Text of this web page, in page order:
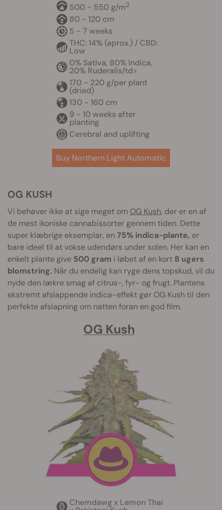
500 - 550 g/m2
80 - 120 cm
5 - 7 weeks
THC: 14% (aprox.) / CBD:
Low
0% Sativa, 80% Indica,
20% Ruderalis/td>
170 - 220 g/per plant
(dried)
130 - 160 cm
9 - 10 weeks after
planting
Cerebral and uplifting
Buy Northern Light Automatic
OG KUSH
Vi behøver ikke at sige meget om OG Kush, der er en af
de mest ikoniske cannabissorter gennem tiden. Dette
super klæbrige eksemplar, en 75% indica-plante, er
bare ideel til at vokse udendørs under solen. Her kan en
enkelt plante give 500 gram i løbet af en kort 8 ugers
blomstring. Når du endelig kan ryge dens topskud, vil du
nyde den lækre smag af citrus-, fyr- og frugt. Plantens
ekstremt afslappende indica-effekt gør OG Kush til den
perfekte afslapning om natten foran en god film.
OG Kush
Chemdawg x Lemon Thai